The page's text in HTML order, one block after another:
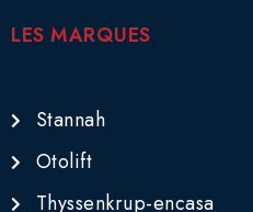
LES MARQUES
Stannah
Otolift
Thyssenkrup-encasa